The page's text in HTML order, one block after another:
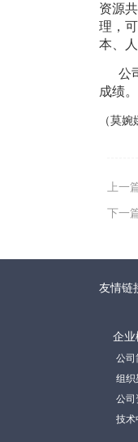
资源
理，
本、
公司
成绩。
（莫婉
上一
下一
友情链
企业
公司
组织
公司
技术